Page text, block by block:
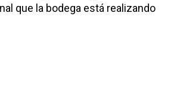
que la bodega está realizando